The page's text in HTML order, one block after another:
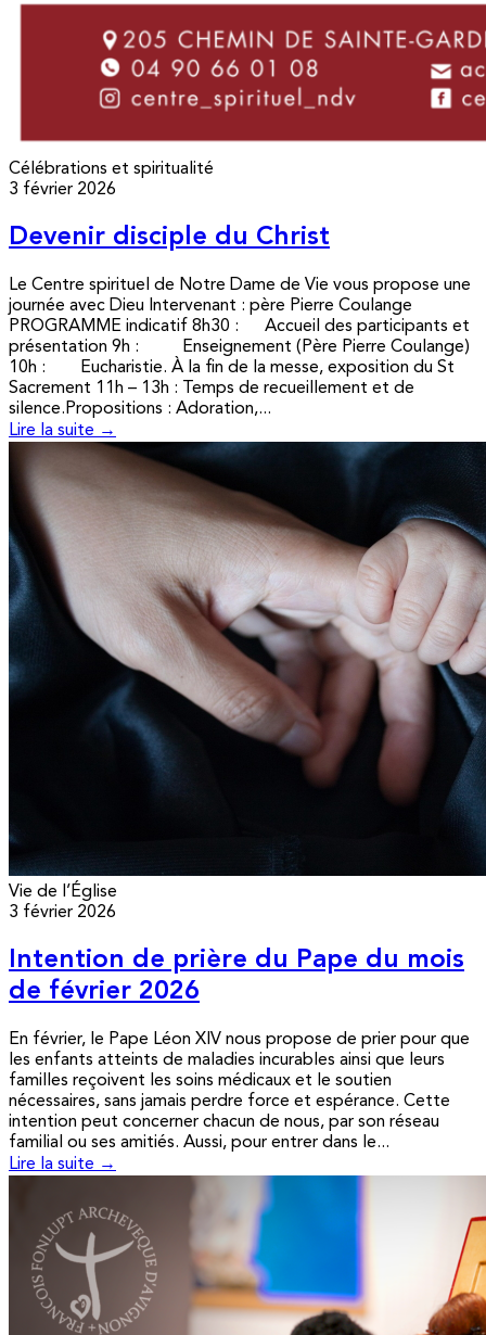
Célébrations et spiritualité
3 février 2026
Devenir disciple du Christ
Le Centre spirituel de Notre Dame de Vie vous propose une
journée avec Dieu Intervenant : père Pierre Coulange
PROGRAMME indicatif 8h30 : Accueil des participants et
présentation 9h : Enseignement (Père Pierre Coulange)
10h : Eucharistie. À la fin de la messe, exposition du St
Sacrement 11h – 13h : Temps de recueillement et de
silence.Propositions : Adoration,...
Lire la suite →
Vie de l’Église
3 février 2026
Intention de prière du Pape du mois
de février 2026
En février, le Pape Léon XIV nous propose de prier pour que
les enfants atteints de maladies incurables ainsi que leurs
familles reçoivent les soins médicaux et le soutien
nécessaires, sans jamais perdre force et espérance. Cette
intention peut concerner chacun de nous, par son réseau
familial ou ses amitiés. Aussi, pour entrer dans le...
Lire la suite →